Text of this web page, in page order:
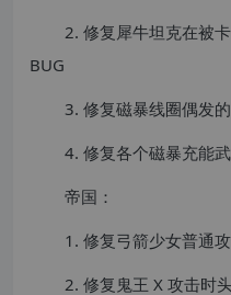
2. 修复犀牛坦克在被
BUG
3. 修复磁暴线圈偶发
4. 修复各个磁暴充能
帝国：
1. 修复弓箭少女普通
2. 修复鬼王 X 攻击时